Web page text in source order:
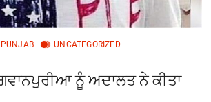
PUNJAB UNCATEGORIZED
ਨੂੰ ਅਦਾਲਤ ਨੇ ਕੀਤਾ